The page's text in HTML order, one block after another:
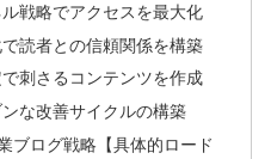
戦略でアクセスを最大化
読者との信頼関係を構築
刺さるコンテンツを作成
な改善サイクルの構築
ブログ戦略【具体的ロード